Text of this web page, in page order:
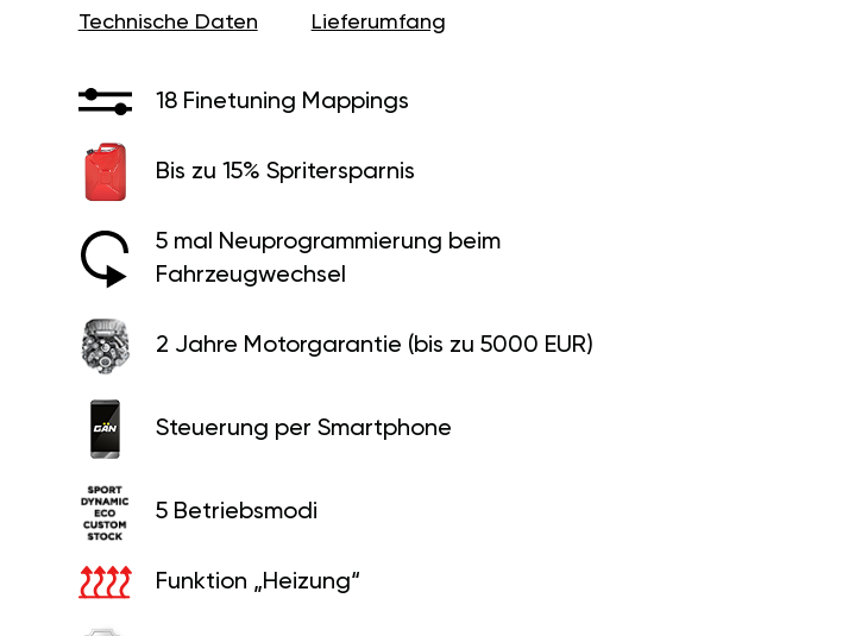
Technische Daten Lieferumfang
18 Finetuning Mappings
Bis zu 15% Spritersparnis
5 mal Neuprogrammierung beim
Fahrzeugwechsel
2 Jahre Motorgarantie (bis zu 5000 EUR)
Steuerung per Smartphone
5 Betriebsmodi
Funktion „Heizung“